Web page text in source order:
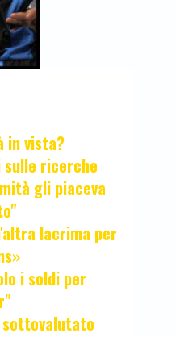
in vista?
sulle ricerche
gli piaceva
lacrima per
i soldi per